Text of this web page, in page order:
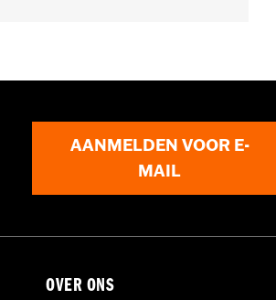
AANMELDEN VOOR E-
MAIL
OVER ONS